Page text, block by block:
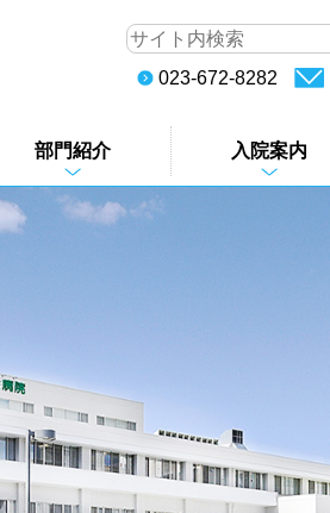
023-672-8282
部門紹介 入院案内